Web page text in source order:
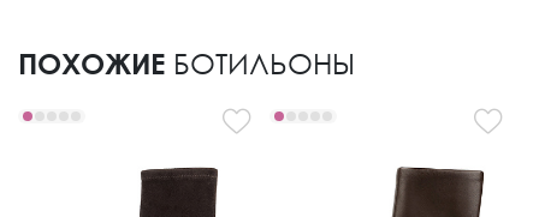
ПОХОЖИЕ БОТИЛЬОНЫ